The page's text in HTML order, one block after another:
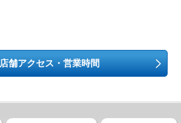
店舗アクセス・営業時間